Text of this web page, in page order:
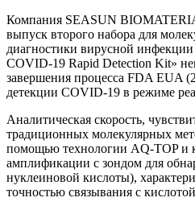
Компания SEASUN
выпуск второго набора для
диагностики вирусной
COVID-19 Rapid Detection Kit»
завершения процесса FDA EUA
детекции COVID-19 в режиме
Аналитическая скорость,
традиционных молекулярных
помощью технологии AQ-TOP и
амплификации с зондом для
нуклеиновой кислоты),
точностью связывания с